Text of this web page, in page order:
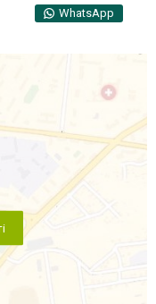
WhatsApp